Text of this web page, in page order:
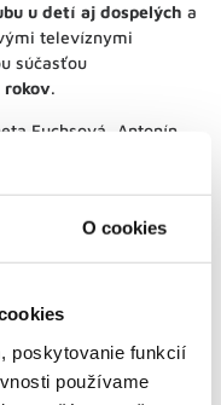
O cookies
poskytovanie funkcií
používame
u detí aj dospelých a
televíznymi
súčasťou
rokov.
Fuchsová, Antonín
si ten, ktorý vám
balíkov pre digitálnu aj